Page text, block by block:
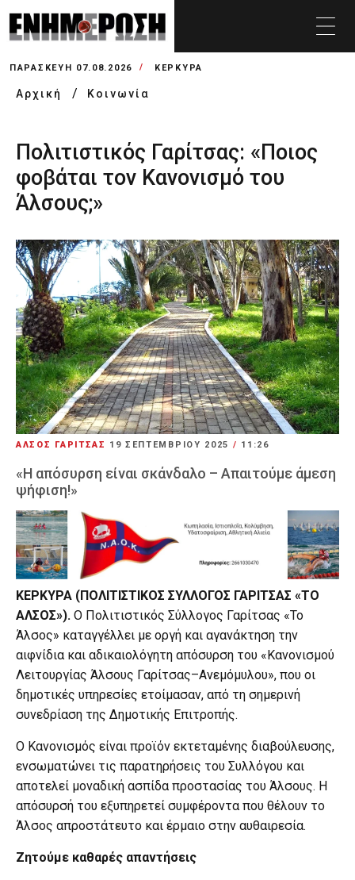
ΠΑΡΑΣΚΕΥΉ 07.08.2026 ΚΕΡΚΥΡΑ
Αρχική Κοινωνία
Πολιτιστικός Γαρίτσας: «Ποιος
φοβάται τον Κανονισμό του
Άλσους;»
ΑΛΣΟΣ ΓΑΡΙΤΣΑΣ 19 ΣΕΠΤΕΜΒΡΊΟΥ 2025 / 11:26
«Η απόσυρση είναι σκάνδαλο – Απαιτούμε άμεση
ψήφιση!»
ΚΕΡΚΥΡΑ (ΠΟΛΙΤΙΣΤΙΚΟΣ ΣΥΛΛΟΓΟΣ ΓΑΡΙΤΣΑΣ «ΤΟ
ΑΛΣΟΣ»). Ο Πολιτιστικός Σύλλογος Γαρίτσας «Το
Άλσος» καταγγέλλει με οργή και αγανάκτηση την
αιφνίδια και αδικαιολόγητη απόσυρση του «Κανονισμού
Λειτουργίας Άλσους Γαρίτσας–Ανεμόμυλου», που οι
δημοτικές υπηρεσίες ετοίμασαν, από τη σημερινή
συνεδρίαση της Δημοτικής Επιτροπής.
Ο Κανονισμός είναι προϊόν εκτεταμένης διαβούλευσης,
ενσωματώνει τις παρατηρήσεις του Συλλόγου και
αποτελεί μοναδική ασπίδα προστασίας του Άλσους. Η
απόσυρσή του εξυπηρετεί συμφέροντα που θέλουν το
Άλσος απροστάτευτο και έρμαιο στην αυθαιρεσία.
Ζητούμε καθαρές απαντήσεις